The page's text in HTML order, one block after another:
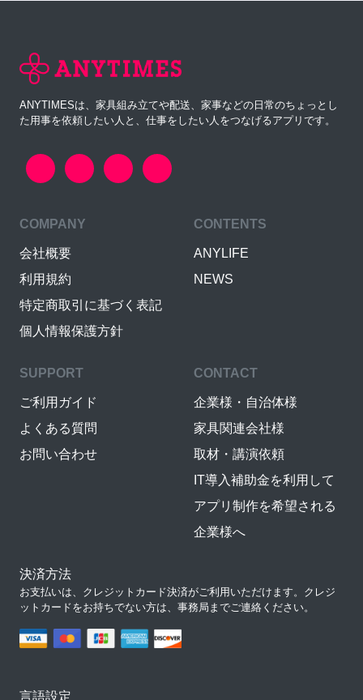
ANYTIMESは、家具組み立てや配送、家事などの日常のちょっとし
た用事を依頼したい人と、仕事をしたい人をつなげるアプリです。
COMPANY
会社概要
利用規約
特定商取引に基づく表記
個人情報保護方針
CONTENTS
ANYLIFE
NEWS
SUPPORT
ご利用ガイド
よくある質問
お問い合わせ
CONTACT
企業様・自治体様
家具関連会社様
取材・講演依頼
IT導入補助金を利用して
アプリ制作を希望される
企業様へ
決済方法
お支払いは、クレジットカード決済がご利用いただけます。クレジ
ットカードをお持ちでない方は、事務局までご連絡ください。
言語設定